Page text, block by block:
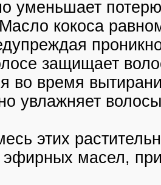
уменьшает
кокоса
защищает
во время
увлажняет
этих
эфирных масел,